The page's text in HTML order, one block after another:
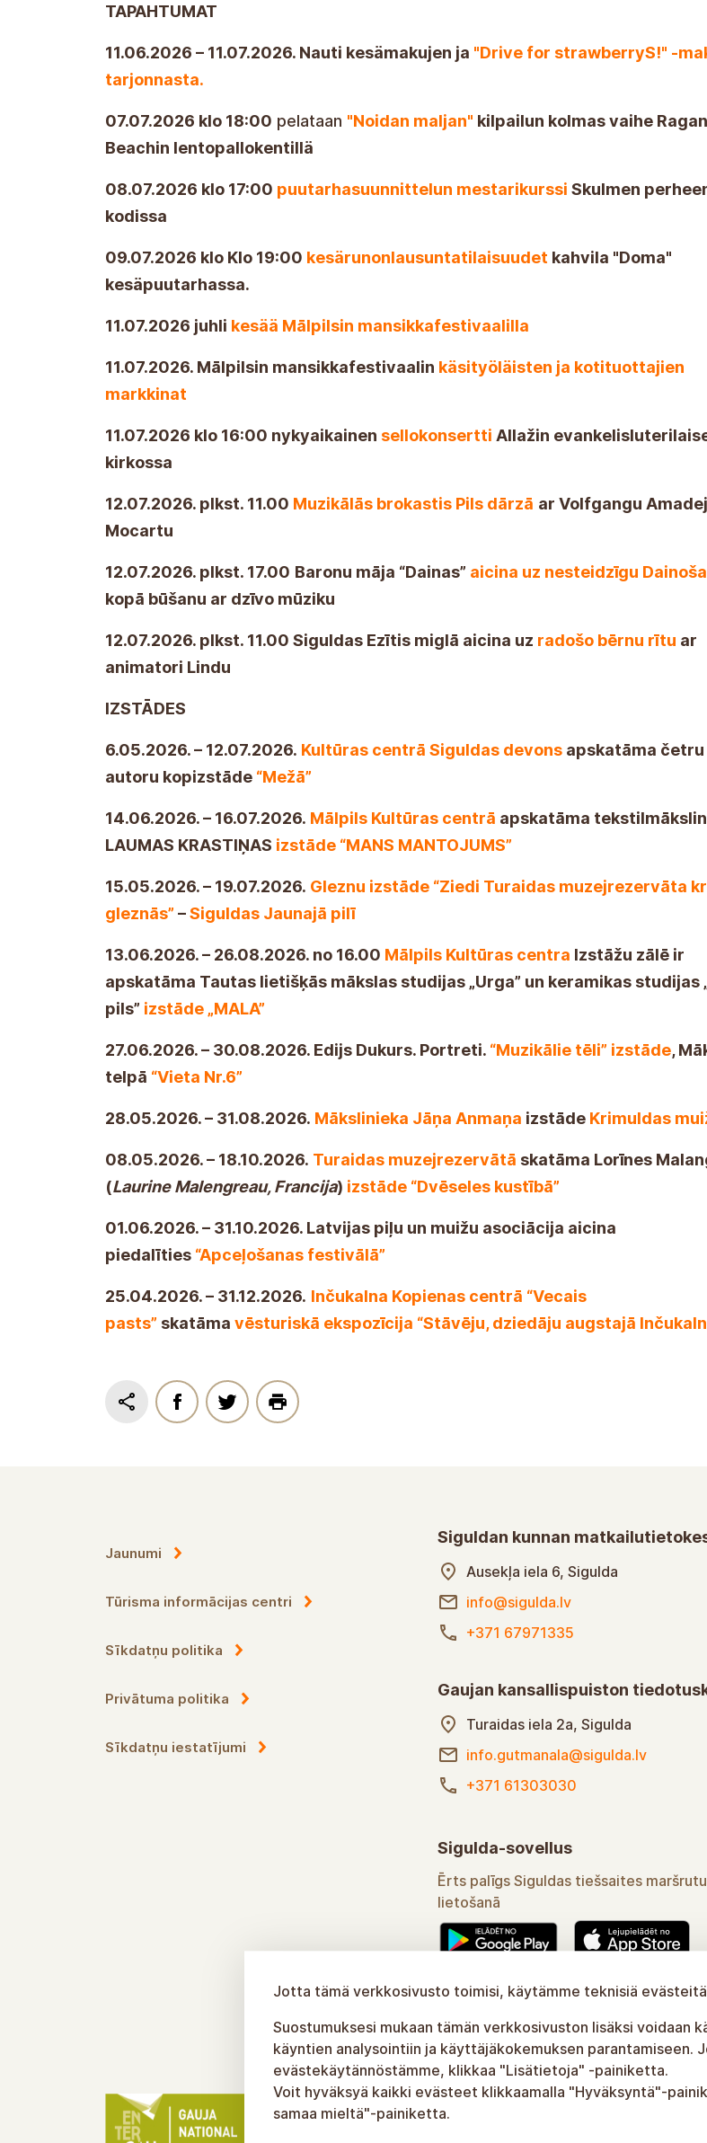
TAPAHTUMAT
11.06.2026 – 11.07.2026. Nauti kesämakujen ja "Drive for strawberryS!" -
tarjonnasta.
07.07.2026 klo 18:00 pelataan "Noidan maljan" kilpailun kolmas vaihe
Beachin lentopallokentillä
08.07.2026 klo 17:00 puutarhasuunnittelun mestarikurssi Skulmen
kodissa
09.07.2026 klo Klo 19:00 kesärunonlausuntatilaisuudet kahvila "Doma"
kesäpuutarhassa.
11.07.2026 juhli kesää Mālpilsin mansikkafestivaalilla
11.07.2026. Mālpilsin mansikkafestivaalin käsityöläisten ja kotituottajien
markkinat
11.07.2026 klo 16:00 nykyaikainen sellokonsertti Allažin
kirkossa
12.07.2026. plkst. 11.00 Muzikālās brokastis Pils dārzā ar Volfgangu
Mocartu
12.07.2026. plkst. 17.00 Baronu māja “Dainas” aicina uz nesteidzīgu
kopā būšanu ar dzīvo mūziku
12.07.2026. plkst. 11.00 Siguldas Ezītis miglā aicina uz radošo bērnu rītu ar
animatori Lindu
IZSTĀDES
6.05.2026. – 12.07.2026. Kultūras centrā Siguldas devons apskatāma četru
autoru kopizstāde “Mežā”
14.06.2026. – 16.07.2026. Mālpils Kultūras centrā apskatāma
LAUMAS KRASTIŅAS izstāde “MANS MANTOJUMS”
15.05.2026. – 19.07.2026. Gleznu izstāde “Ziedi Turaidas muzejrezervāta
gleznās” –Siguldas Jaunajā pilī
13.06.2026. – 26.08.2026. no 16.00 Mālpils Kultūras centra Izstāžu zālē ir
apskatāma Tautas lietišķās mākslas studijas „Urga” un keramikas studijas
pils” izstāde „MALA”
27.06.2026. – 30.08.2026. Edijs Dukurs. Portreti. “Muzikālie tēli” izstāde,
telpā “Vieta Nr.6”
28.05.2026. – 31.08.2026. Mākslinieka Jāņa Anmaņa izstāde Krimuldas
08.05.2026. – 18.10.2026. Turaidas muzejrezervātā skatāma Lorīnes
(Laurine Malengreau, Francija) izstāde “Dvēseles kustībā”
01.06.2026. – 31.10.2026. Latvijas piļu un muižu asociācija aicina
piedalīties “Apceļošanas festivālā”
25.04.2026. – 31.12.2026. Inčukalna Kopienas centrā “Vecais
pasts” skatāma vēsturiskā ekspozīcija “Stāvēju, dziedāju augstajā
Jaunumi
Tūrisma informācijas centri
Sīkdatņu politika
Privātuma politika
Sīkdatņu iestatījumi
Siguldan kunnan
Ausekļa iela 6, Sigulda
info@sigulda.lv
+371 67971335
Gaujan kansallispuiston
Turaidas iela 2a, Sigulda
info.gutmanala@sigulda.lv
+371 61303030
Sigulda-sovellus
Ērts palīgs Siguldas tiešsaites maršrutu
lietošanā
Uzzināt vairāk
Jotta tämä verkkosivusto toimisi, käytämme teknisiä
Suostumuksesi mukaan tämän verkkosivuston lisäksi voidaan
käyntien analysointiin ja käyttäjäkokemuksen parantamiseen.
evästekäytännöstämme, klikkaa "Lisätietoja" -painiketta.
Voit hyväksyä kaikki evästeet klikkaamalla "Hyväksyntä"-
samaa mieltä"-painiketta.